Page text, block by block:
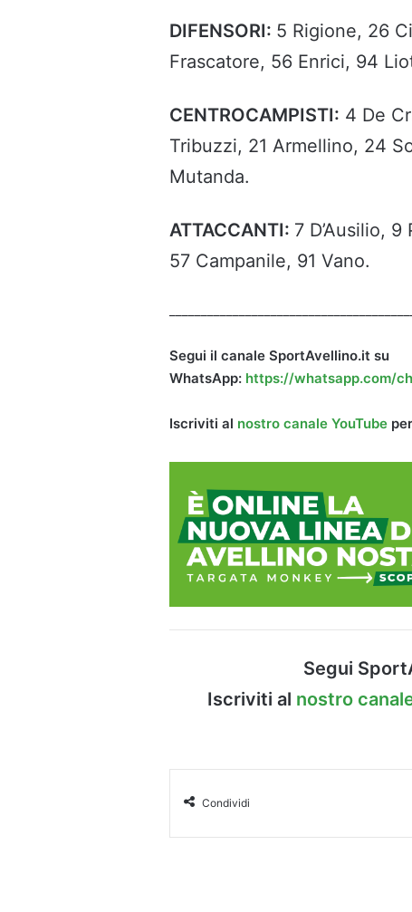
DIFENSORI: 5 Rigione, 26
Frascatore, 56 Enrici, 94
CENTROCAMPISTI: 4 De
Tribuzzi, 21 Armellino, 24
Mutanda.
ATTACCANTI: 7 D’Ausilio,
57 Campanile, 91 Vano.
Segui il canale SportAvellino.it su
WhatsApp: https://whatsapp.com/
Iscriviti al nostro canale YouTube
Segui
Iscriviti al nostro
Condividi